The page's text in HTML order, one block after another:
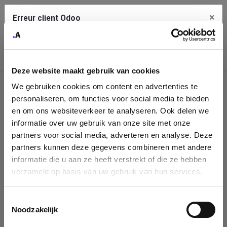
Deze website maakt gebruik van cookies
We gebruiken cookies om content en advertenties te
personaliseren, om functies voor social media te bieden
en om ons websiteverkeer te analyseren. Ook delen we
informatie over uw gebruik van onze site met onze
partners voor social media, adverteren en analyse. Deze
partners kunnen deze gegevens combineren met andere
informatie die u aan ze heeft verstrekt of die ze hebben
verzameld op basis van uw gebruik van hun services.
Noodzakelijk
Identification
de
l'entreprise
Please fill in your company details
form. If you don't find your company in our database, you can create
a new company record with the button below.
Erreur client Odoo ×
Une erreur s'est produite
Utilisez le bouton Copier pour reporter cette erreur à votre
service de support.
Voir les détails
Ok